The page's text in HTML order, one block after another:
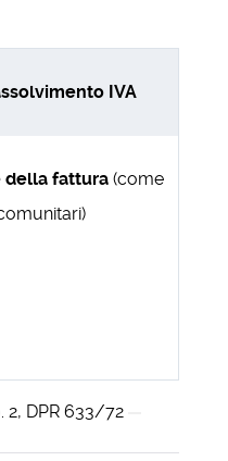
IVA
della fattura (come
2, DPR 633/72